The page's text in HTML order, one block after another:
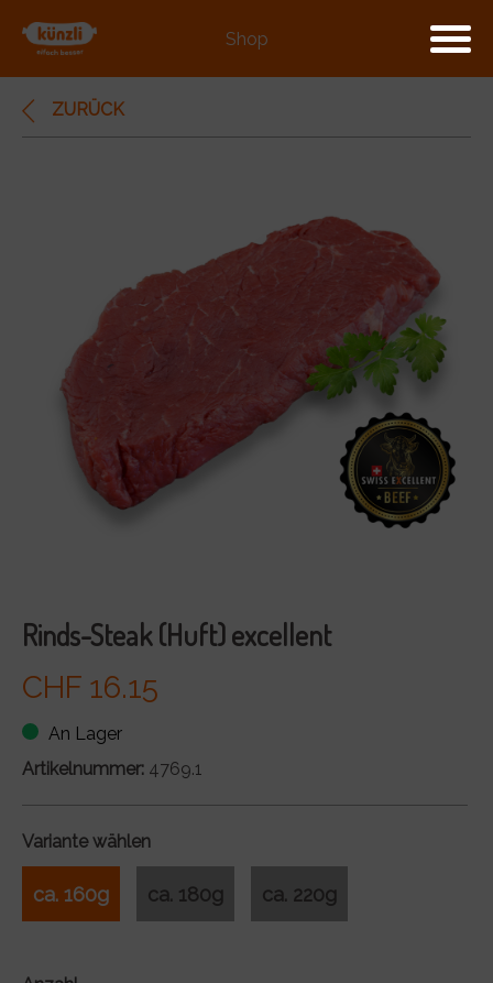
Shop
ZURÜCK
Rinds-Steak (Huft) excellent
CHF 16.15
An Lager
Artikelnummer: 4769.1
Variante wählen
ca. 160g ca. 180g ca. 220g